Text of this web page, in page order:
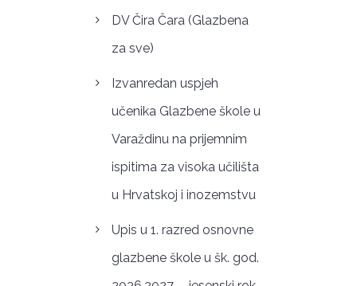
DV Čira Čara (Glazbena
za sve)
Izvanredan uspjeh
učenika Glazbene škole u
Varaždinu na prijemnim
ispitima za visoka učilišta
u Hrvatskoj i inozemstvu
Upis u 1. razred osnovne
glazbene škole u šk. god.